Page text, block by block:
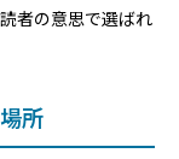
者の意思で選ばれ
所